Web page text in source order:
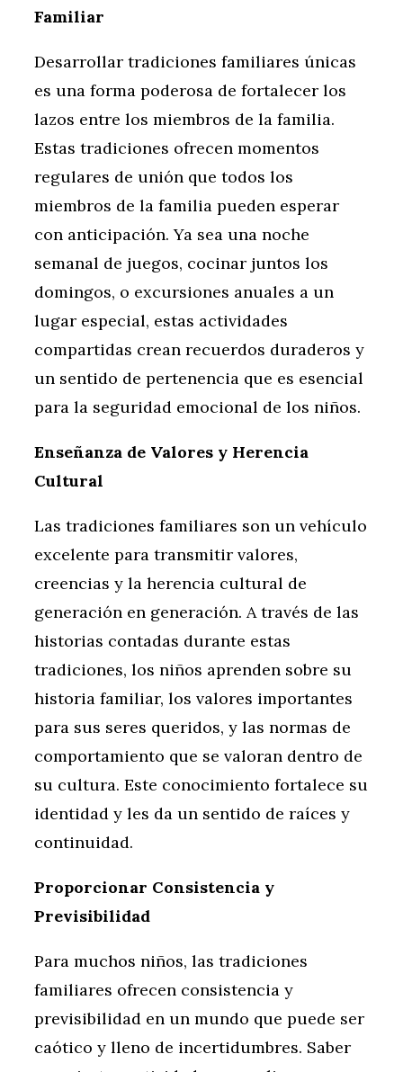
Familiar
Desarrollar tradiciones familiares únicas
es una forma poderosa de fortalecer los
lazos entre los miembros de la familia.
Estas tradiciones ofrecen momentos
regulares de unión que todos los
miembros de la familia pueden esperar
con anticipación. Ya sea una noche
semanal de juegos, cocinar juntos los
domingos, o excursiones anuales a un
lugar especial, estas actividades
compartidas crean recuerdos duraderos y
un sentido de pertenencia que es esencial
para la seguridad emocional de los niños.
Enseñanza de Valores y Herencia
Cultural
Las tradiciones familiares son un vehículo
excelente para transmitir valores,
creencias y la herencia cultural de
generación en generación. A través de las
historias contadas durante estas
tradiciones, los niños aprenden sobre su
historia familiar, los valores importantes
para sus seres queridos, y las normas de
comportamiento que se valoran dentro de
su cultura. Este conocimiento fortalece su
identidad y les da un sentido de raíces y
continuidad.
Proporcionar Consistencia y
Previsibilidad
Para muchos niños, las tradiciones
familiares ofrecen consistencia y
previsibilidad en un mundo que puede ser
caótico y lleno de incertidumbres. Saber